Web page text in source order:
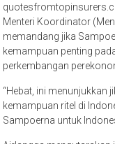
Menteri Koordinator
memandang jika
kemampuan penting
perkembangan
“Hebat, ini menunjukkan
kemampuan ritel di
Sampoerna untuk